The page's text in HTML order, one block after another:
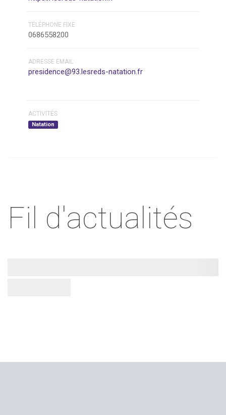
TÉLÉPHONE FIXE
0686558200
ADRESSE EMAIL
presidence@93.lesreds-natation.fr
ACTIVITÉS
Natation
Fil d'actualités